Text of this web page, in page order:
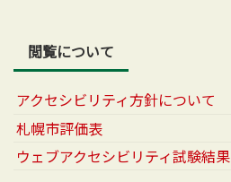
閲覧について
アクセシビリティ方針について
札幌市評価表
ウェブアクセシビリティ試験結果